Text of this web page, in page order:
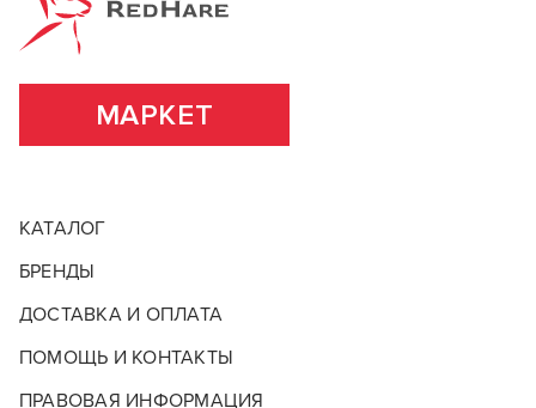
МАРКЕТ
КАТАЛОГ
БРЕНДЫ
ДОСТАВКА И ОПЛАТА
ПОМОЩЬ И КОНТАКТЫ
ПРАВОВАЯ ИНФОРМАЦИЯ